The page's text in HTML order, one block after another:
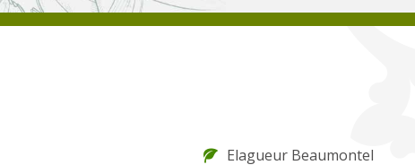
Elagueur Beaumontel